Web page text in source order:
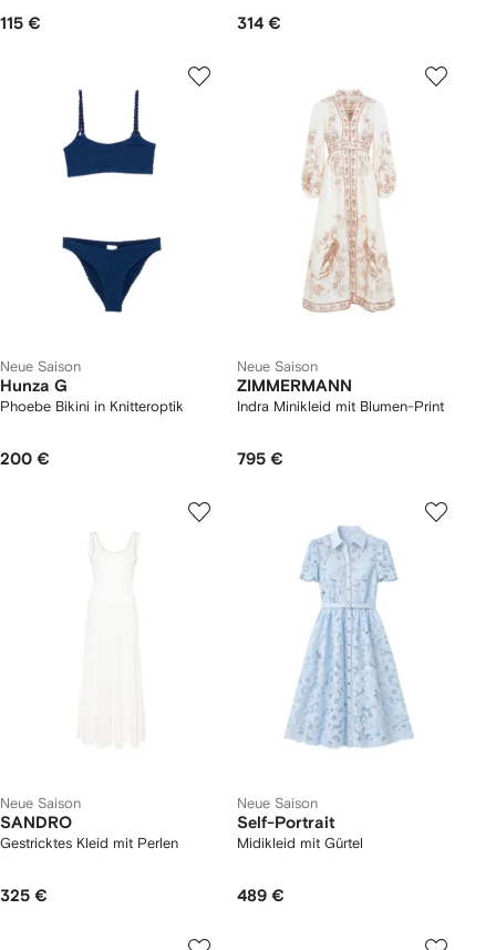
115 € 314 €
Neue Saison
Hunza G
Phoebe Bikini in Knitteroptik
200 €
Neue Saison
ZIMMERMANN
Indra Minikleid mit Blumen-Print
795 €
Neue Saison
SANDRO
Gestricktes Kleid mit Perlen
325 €
Neue Saison
Self-Portrait
Midikleid mit Gürtel
489 €